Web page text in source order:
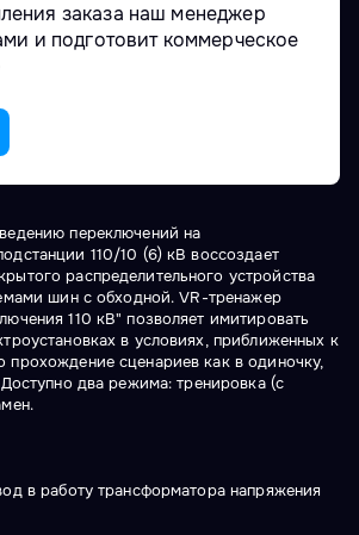
заказа наш менеджер
и подготовит коммерческое
переключений на
110/10 (6) кВ воссоздает
распределительного устройства
шин с обходной. VR-тренажер
110 кВ" позволяет имитировать
в условиях, приближенных к
сценариев как в одиночку,
два режима: тренировка (с
в работу трансформатора напряжения